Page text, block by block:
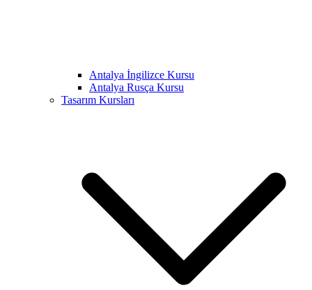
Antalya İngilizce Kursu
Antalya Rusça Kursu
Tasarım Kursları